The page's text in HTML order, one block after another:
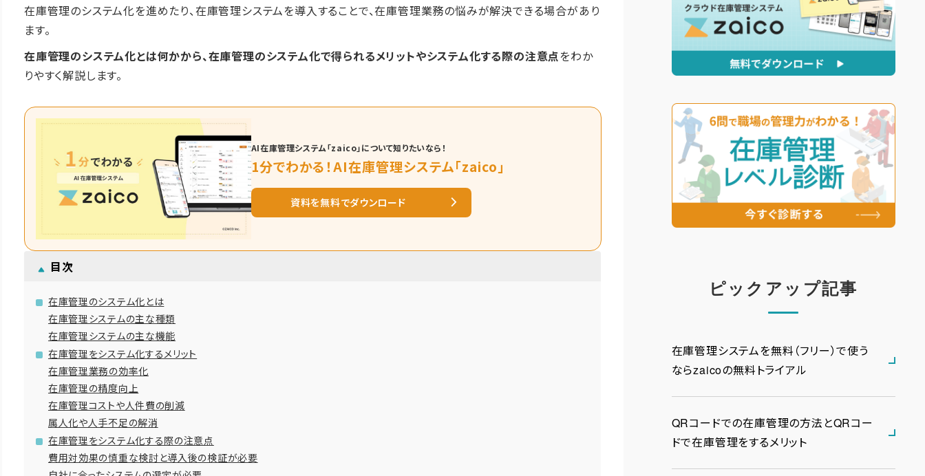
在庫管理のシステム化を進めたり、在庫管理システムを導入することで、在庫管理業務の悩みが解決できる場合があり
ます。
在庫管理のシステム化とは何かから、在庫管理のシステム化で得られるメリットやシステム化する際の注意点をわか
りやすく解説します。
AI在庫管理システム「zaico」について知りたいなら！
1分でわかる！AI在庫管理システム「zaico」
資料を無料でダウンロード
目次
在庫管理のシステム化とは
在庫管理システムの主な種類
在庫管理システムの主な機能
在庫管理をシステム化するメリット
在庫管理業務の効率化
在庫管理の精度向上
在庫管理コストや人件費の削減
属人化や人手不足の解消
在庫管理をシステム化する際の注意点
費用対効果の慎重な検討と導入後の検証が必要
ピックアップ記事
在庫管理システムを無料（フリー）で使う
ならzaicoの無料トライアル
QRコードでの在庫管理の方法とQRコー
ドで在庫管理をするメリット